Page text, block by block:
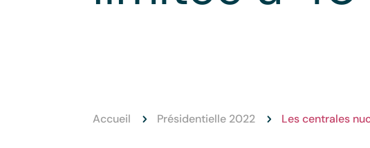
Accueil 5 Présidentielle 2022 5 Les centrales